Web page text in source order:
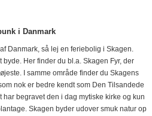
i Danmark
Danmark, så lej en feriebolig i Skagen.
Her finder du bl.a. Skagen Fyr, der
I samme område finder du Skagens
nok er bedre kendt som Den Tilsandede
begravet den i dag mytiske kirke og kun
Skagen byder udover smuk natur op